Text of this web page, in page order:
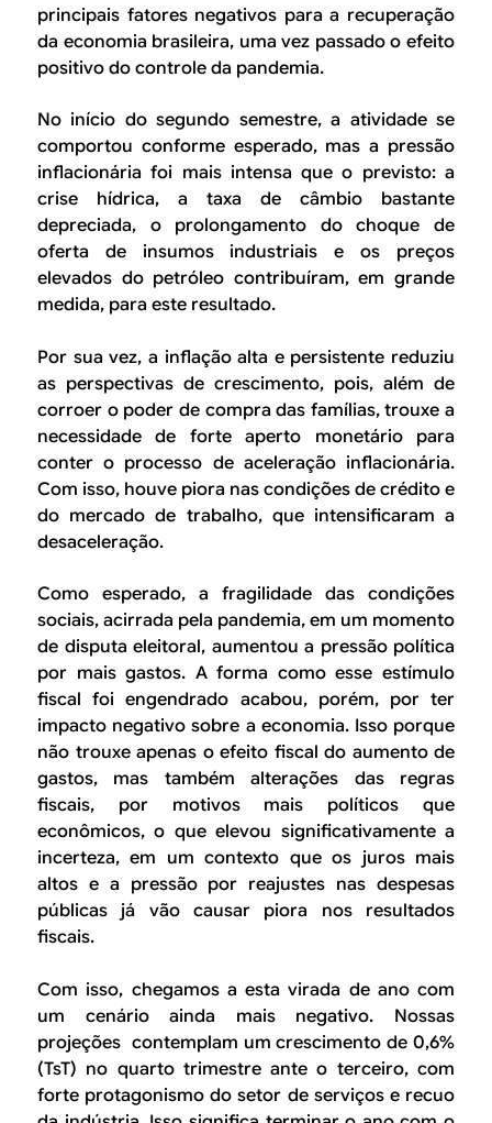
principais fatores negativos para a recuperação
da economia brasileira, uma vez passado o efeito
positivo do controle da pandemia.
No início do segundo semestre, a atividade se
comportou conforme esperado, mas a pressão
inflacionária foi mais intensa que o previsto: a
crise hídrica, a taxa de câmbio bastante
depreciada, o prolongamento do choque de
oferta de insumos industriais e os preços
elevados do petróleo contribuíram, em grande
medida, para este resultado.
Por sua vez, a inflação alta e persistente reduziu
as perspectivas de crescimento, pois, além de
corroer o poder de compra das famílias, trouxe a
necessidade de forte aperto monetário para
conter o processo de aceleração inflacionária.
Com isso, houve piora nas condições de crédito e
do mercado de trabalho, que intensificaram a
desaceleração.
Como esperado, a fragilidade das condições
sociais, acirrada pela pandemia, em um momento
de disputa eleitoral, aumentou a pressão política
por mais gastos. A forma como esse estímulo
fiscal foi engendrado acabou, porém, por ter
impacto negativo sobre a economia. Isso porque
não trouxe apenas o efeito fiscal do aumento de
gastos, mas também alterações das regras
fiscais, por motivos mais políticos que
econômicos, o que elevou significativamente a
incerteza, em um contexto que os juros mais
altos e a pressão por reajustes nas despesas
públicas já vão causar piora nos resultados
fiscais.
Com isso, chegamos a esta virada de ano com
um cenário ainda mais negativo. Nossas
projeções contemplam um crescimento de 0,6%
(TsT) no quarto trimestre ante o terceiro, com
forte protagonismo do setor de serviços e recuo